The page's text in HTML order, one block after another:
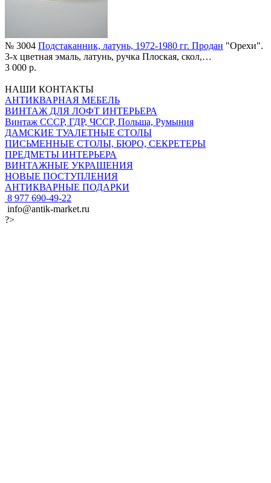
№ 3004 Подстаканник, латунь, 1972-1980 гг. Продан "Орехи".
3-х цветная эмаль, латунь, ручка Плоская, скол,…
3 000 р.
НАШИ КОНТАКТЫ
АНТИКВАРНАЯ МЕБЕЛЬ
ВИНТАЖ ДЛЯ ЛОФТ ИНТЕРЬЕРА
Винтаж СССР, ГДР, ЧССР, Польша, Румыния
ДАМСКИЕ ТУАЛЕТНЫЕ СТОЛЫ
ПИСЬМЕННЫЕ СТОЛЫ, БЮРО, СЕКРЕТЕРЫ
ПРЕДМЕТЫ ИНТЕРЬЕРА
ВИНТАЖНЫЕ УКРАШЕНИЯ
НОВЫЕ ПОСТУПЛЕНИЯ
АНТИКВАРНЫЕ ПОДАРКИ
8 977 690-49-22
info@antik-market.ru
?>